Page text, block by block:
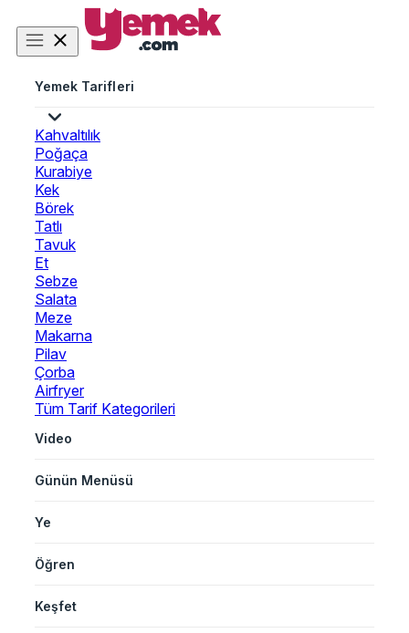
Yemek Tarifleri
Kahvaltılık
Poğaça
Kurabiye
Kek
Börek
Tatlı
Tavuk
Et
Sebze
Salata
Meze
Makarna
Pilav
Çorba
Airfryer
Tüm Tarif Kategorileri
Video
Günün Menüsü
Ye
Öğren
Keşfet